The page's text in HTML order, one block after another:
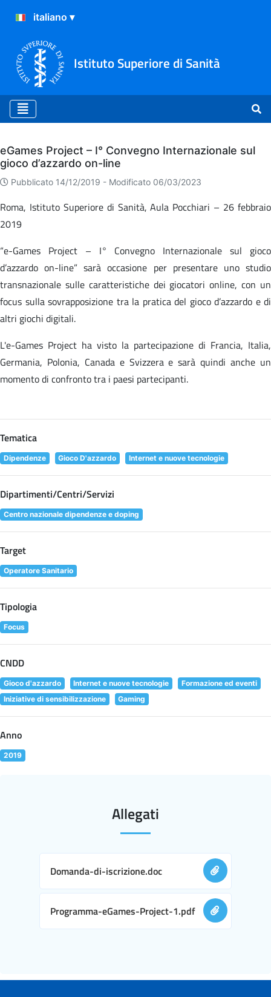
Istituto Superiore di Sanità
Archivio
eGames Project – I° Convegno Internazionale sul
gioco d’azzardo on-line
Pubblicato 14/12/2019 - Modificato 06/03/2023
Roma, Istituto Superiore di Sanità, Aula Pocchiari – 26 febbraio
2019
“e-Games Project – I° Convegno Internazionale sul gioco
d’azzardo on-line” sarà occasione per presentare uno studio
transnazionale sulle caratteristiche dei giocatori online, con un
focus sulla sovrapposizione tra la pratica del gioco d’azzardo e di
altri giochi digitali.
L'e-Games Project ha visto la partecipazione di Francia, Italia,
Germania, Polonia, Canada e Svizzera e sarà quindi anche un
momento di confronto tra i paesi partecipanti.
Tematica
Dipendenze Gioco D'azzardo Internet e nuove tecnologie
Dipartimenti/Centri/Servizi
Centro nazionale dipendenze e doping
Target
Operatore Sanitario
Tipologia
Focus
CNDD
Gioco d'azzardo Internet e nuove tecnologie
Formazione ed eventi
Iniziative di sensibilizzazione
Gaming
Anno
2019
Allegati
Domanda-di-iscrizione.doc
Programma-eGames-Project-1.pdf